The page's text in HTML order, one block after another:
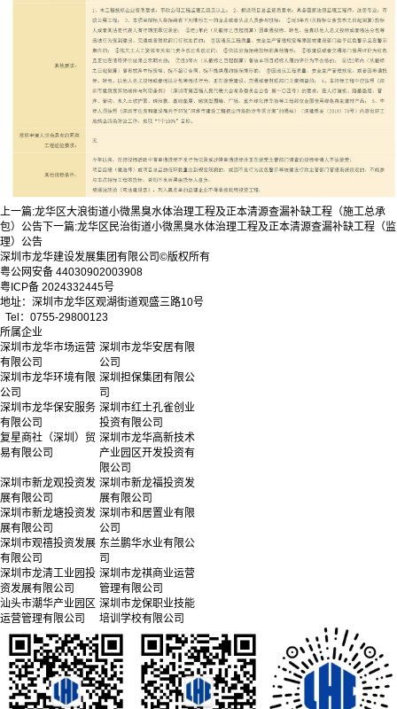
上一篇:龙华区大浪街道小微黑臭水体治理工程及正本清源查漏补缺工程（施工总承
包）公告 下一篇:龙华区民治街道小微黑臭水体治理工程及正本清源查漏补缺工程（监
理）公告
深圳市龙华建设发展集团有限公司©版权所有
粤公网安备 44030902003908
粤ICP备 2024332445号
地址：深圳市龙华区观湖街道观盛三路10号
Tel：0755-29800123
所属企业
深圳市龙华市场运营
有限公司
深圳市龙华安居有限
公司
深圳市龙华环境有限
公司
深圳担保集团有限公
司
深圳市龙华保安服务
有限公司
深圳市红土孔雀创业
投资有限公司
复星商社（深圳）贸
易有限公司
深圳市龙华高新技术
产业园区开发投资有
限公司
深圳市新龙观投资发
展有限公司
深圳市新龙福投资发
展有限公司
深圳市新龙塘投资发
展有限公司
深圳市和居置业有限
公司
深圳市观禧投资发展
有限公司
东兰鹏华水业有限公
司
深圳市龙清工业园投
资发展有限公司
深圳市龙祺商业运营
管理有限公司
汕头市潮华产业园区
运营管理有限公司
深圳市龙保职业技能
培训学校有限公司